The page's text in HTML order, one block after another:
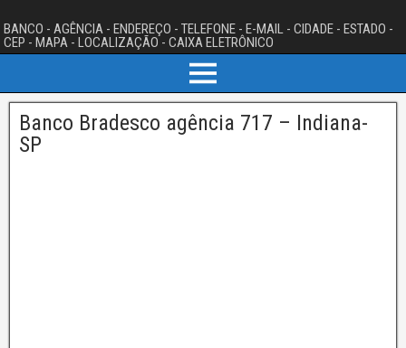
BANCO - AGÊNCIA - ENDEREÇO - TELEFONE - E-MAIL - CIDADE - ESTADO -
CEP - MAPA - LOCALIZAÇÃO - CAIXA ELETRÔNICO
Banco Bradesco agência 717 – Indiana-
SP